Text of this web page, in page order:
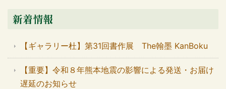
新着情報
【ギャラリー杜】第31回書作展 The翰墨 KanBoku
【重要】令和８年熊本地震の影響による発送・お届け
遅延のお知らせ